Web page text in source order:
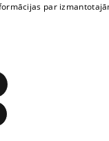
radīto
par